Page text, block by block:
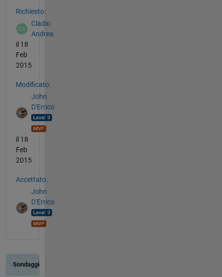
Richiesto:
Cladio
Andrea
il 18
Feb
2015
Modificato:
John
D'Errico
il 18
Feb
2015
Accettato:
John
D'Errico